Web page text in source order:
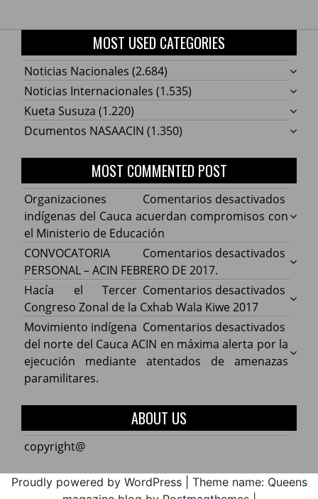
MOST USED CATEGORIES
Noticias Nacionales (2.684)
Noticias Internacionales (1.535)
Kueta Susuza (1.220)
Dcumentos NASAACIN (1.350)
MOST COMMENTED POST
Comentarios desactivados
Cauca
con
de
Organizaciones
indígenas del Cauca acuerdan compromisos con
el Ministerio de Educación
Comentarios desactivados
ACIN
DE
CONVOCATORIA
PERSONAL – ACIN FEBRERO DE 2017.
Comentarios desactivados
Hacía
la
2017
Hacía el Tercer
Congreso Zonal de la Cxhab Wala Kiwe 2017
Comentarios desactivados
Cauca
Movimiento indígena
del norte del Cauca ACIN en máxima alerta por la
ejecución mediante atentados de amenazas
paramilitares.
ABOUT US
copyright@
Proudly powered by WordPress
Theme name: Queens